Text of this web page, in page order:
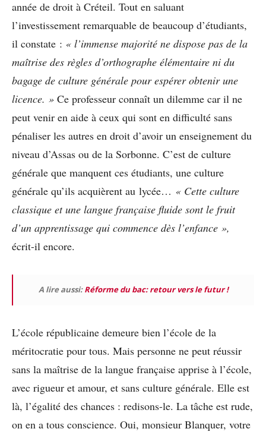
année de droit à Créteil. Tout en saluant
l’investissement remarquable de beaucoup d’étudiants,
il constate : « l’immense majorité ne dispose pas de la
maîtrise des règles d’orthographe élémentaire ni du
bagage de culture générale pour espérer obtenir une
licence. » Ce professeur connaît un dilemme car il ne
peut venir en aide à ceux qui sont en difficulté sans
pénaliser les autres en droit d’avoir un enseignement du
niveau d’Assas ou de la Sorbonne. C’est de culture
générale que manquent ces étudiants, une culture
générale qu’ils acquièrent au lycée… « Cette culture
classique et une langue française fluide sont le fruit
d’un apprentissage qui commence dès l’enfance »,
écrit-il encore.
A lire aussi:Réforme du bac: retour vers le futur !
L’école républicaine demeure bien l’école de la
méritocratie pour tous. Mais personne ne peut réussir
sans la maîtrise de la langue française apprise à l’école,
avec rigueur et amour, et sans culture générale. Elle est
là, l’égalité des chances : redisons-le. La tâche est rude,
on en a tous conscience. Oui, monsieur Blanquer, votre